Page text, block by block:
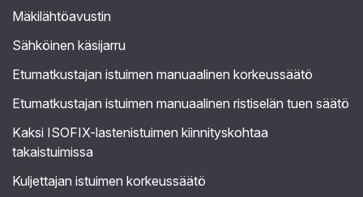
Mäkilähtöavustin
Sähköinen käsijarru
Etumatkustajan istuimen manuaalinen korkeussäätö
Etumatkustajan istuimen manuaalinen ristiselän tuen säätö
Kaksi ISOFIX-lastenistuimen kiinnityskohtaa
takaistuimissa
Kuljettajan istuimen korkeussäätö